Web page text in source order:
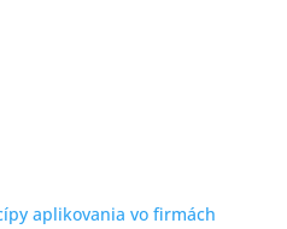
aplikovania vo firmách